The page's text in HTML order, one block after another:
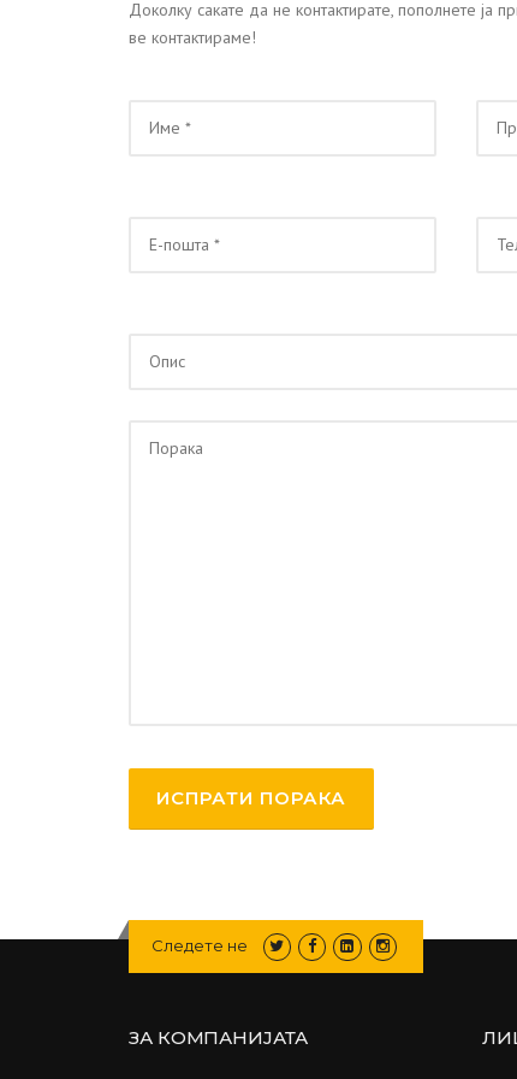
Доколку сакате да не контактирате, пополнете ја
ве контактираме!
Следете не
ЗА КОМПАНИЈАТА